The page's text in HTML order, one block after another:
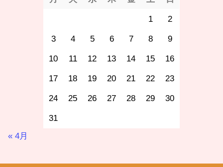
1 2
3 4 5 6 7 8 9
10 11 12 13 14 15 16
17 18 19 20 21 22 23
24 25 26 27 28 29 30
31
« 4月